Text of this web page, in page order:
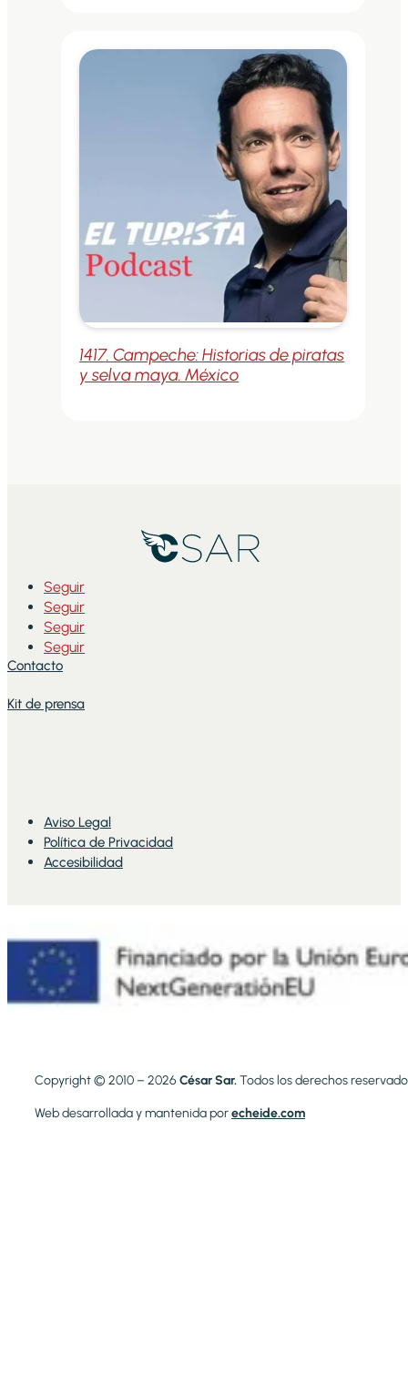
1417. Campeche: Historias de piratas
y selva maya. México
Seguir
Seguir
Seguir
Seguir
Contacto
Kit de prensa
Aviso Legal
Política de Privacidad
Accesibilidad
Copyright © 2010 – 2026 César Sar.Todos los derechos
Web desarrollada y mantenida porecheide.com